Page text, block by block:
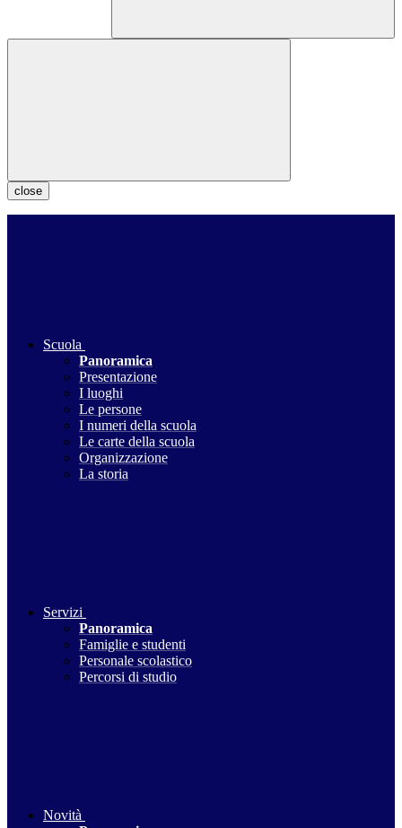
close
Scuola
Panoramica
Presentazione
I luoghi
Le persone
I numeri della scuola
Le carte della scuola
Organizzazione
La storia
Servizi
Panoramica
Famiglie e studenti
Personale scolastico
Percorsi di studio
Novità